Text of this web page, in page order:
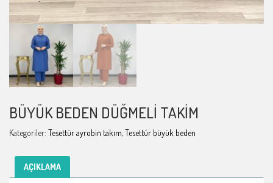
BÜYÜK BEDEN DÜĞMELI TAKIM
Kategoriler: Tesettür ayrobin takım,Tesettür büyük beden
AÇIKLAMA